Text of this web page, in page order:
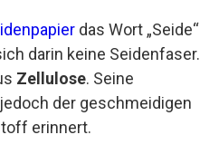
das Wort „Seide“
darin keine Seidenfaser.
Zellulose. Seine
der geschmeidigen
erinnert.